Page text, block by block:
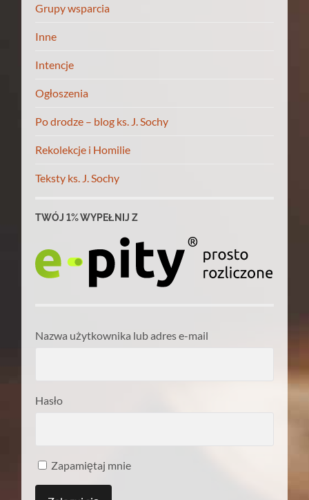
Grupy wsparcia
Inne
Intencje
Ogłoszenia
Po drodze – blog ks. J. Sochy
Rekolekcje i Homilie
Teksty ks. J. Sochy
TWÓJ 1% WYPEŁNIJ Z
Nazwa użytkownika lub adres e-mail
Hasło
Zapamiętaj mnie